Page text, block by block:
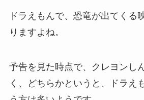
ドラえもんで、恐竜が出てくる
りますよね。
予告を見た時点で、クレヨンし
く、どちらかというと、ドラえ